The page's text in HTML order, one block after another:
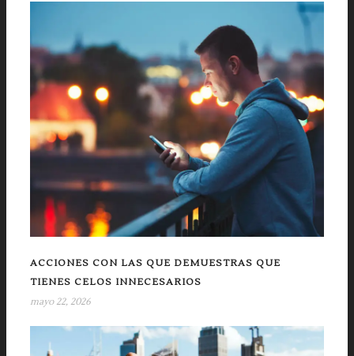
ACCIONES CON LAS QUE DEMUESTRAS QUE
TIENES CELOS INNECESARIOS
mayo 22, 2026